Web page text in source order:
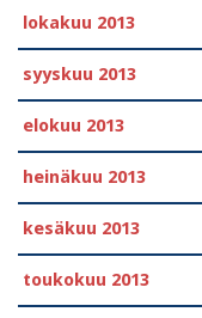
lokakuu 2013
syyskuu 2013
elokuu 2013
heinäkuu 2013
kesäkuu 2013
toukokuu 2013